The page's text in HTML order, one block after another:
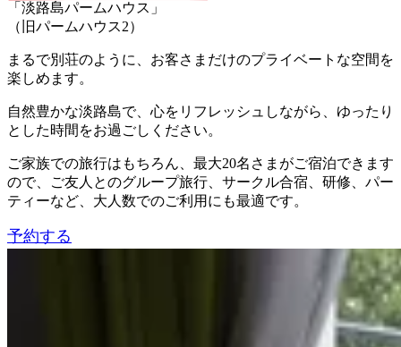
「淡路島パームハウス」
（旧パームハウス2）
まるで別荘のように、お客さまだけのプライベートな空間を
楽しめます。
自然豊かな淡路島で、心をリフレッシュしながら、ゆったり
とした時間をお過ごしください。
ご家族での旅行はもちろん、最大20名さまがご宿泊できます
ので、ご友人とのグループ旅行、サークル合宿、研修、パー
ティーなど、大人数でのご利用にも最適です。
予約する